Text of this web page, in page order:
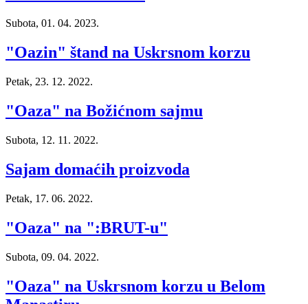
Subota, 01. 04. 2023.
"Oazin" štand na Uskrsnom korzu
Petak, 23. 12. 2022.
"Oaza" na Božićnom sajmu
Subota, 12. 11. 2022.
Sajam domaćih proizvoda
Petak, 17. 06. 2022.
"Oaza" na ":BRUT-u"
Subota, 09. 04. 2022.
"Oaza" na Uskrsnom korzu u Belom